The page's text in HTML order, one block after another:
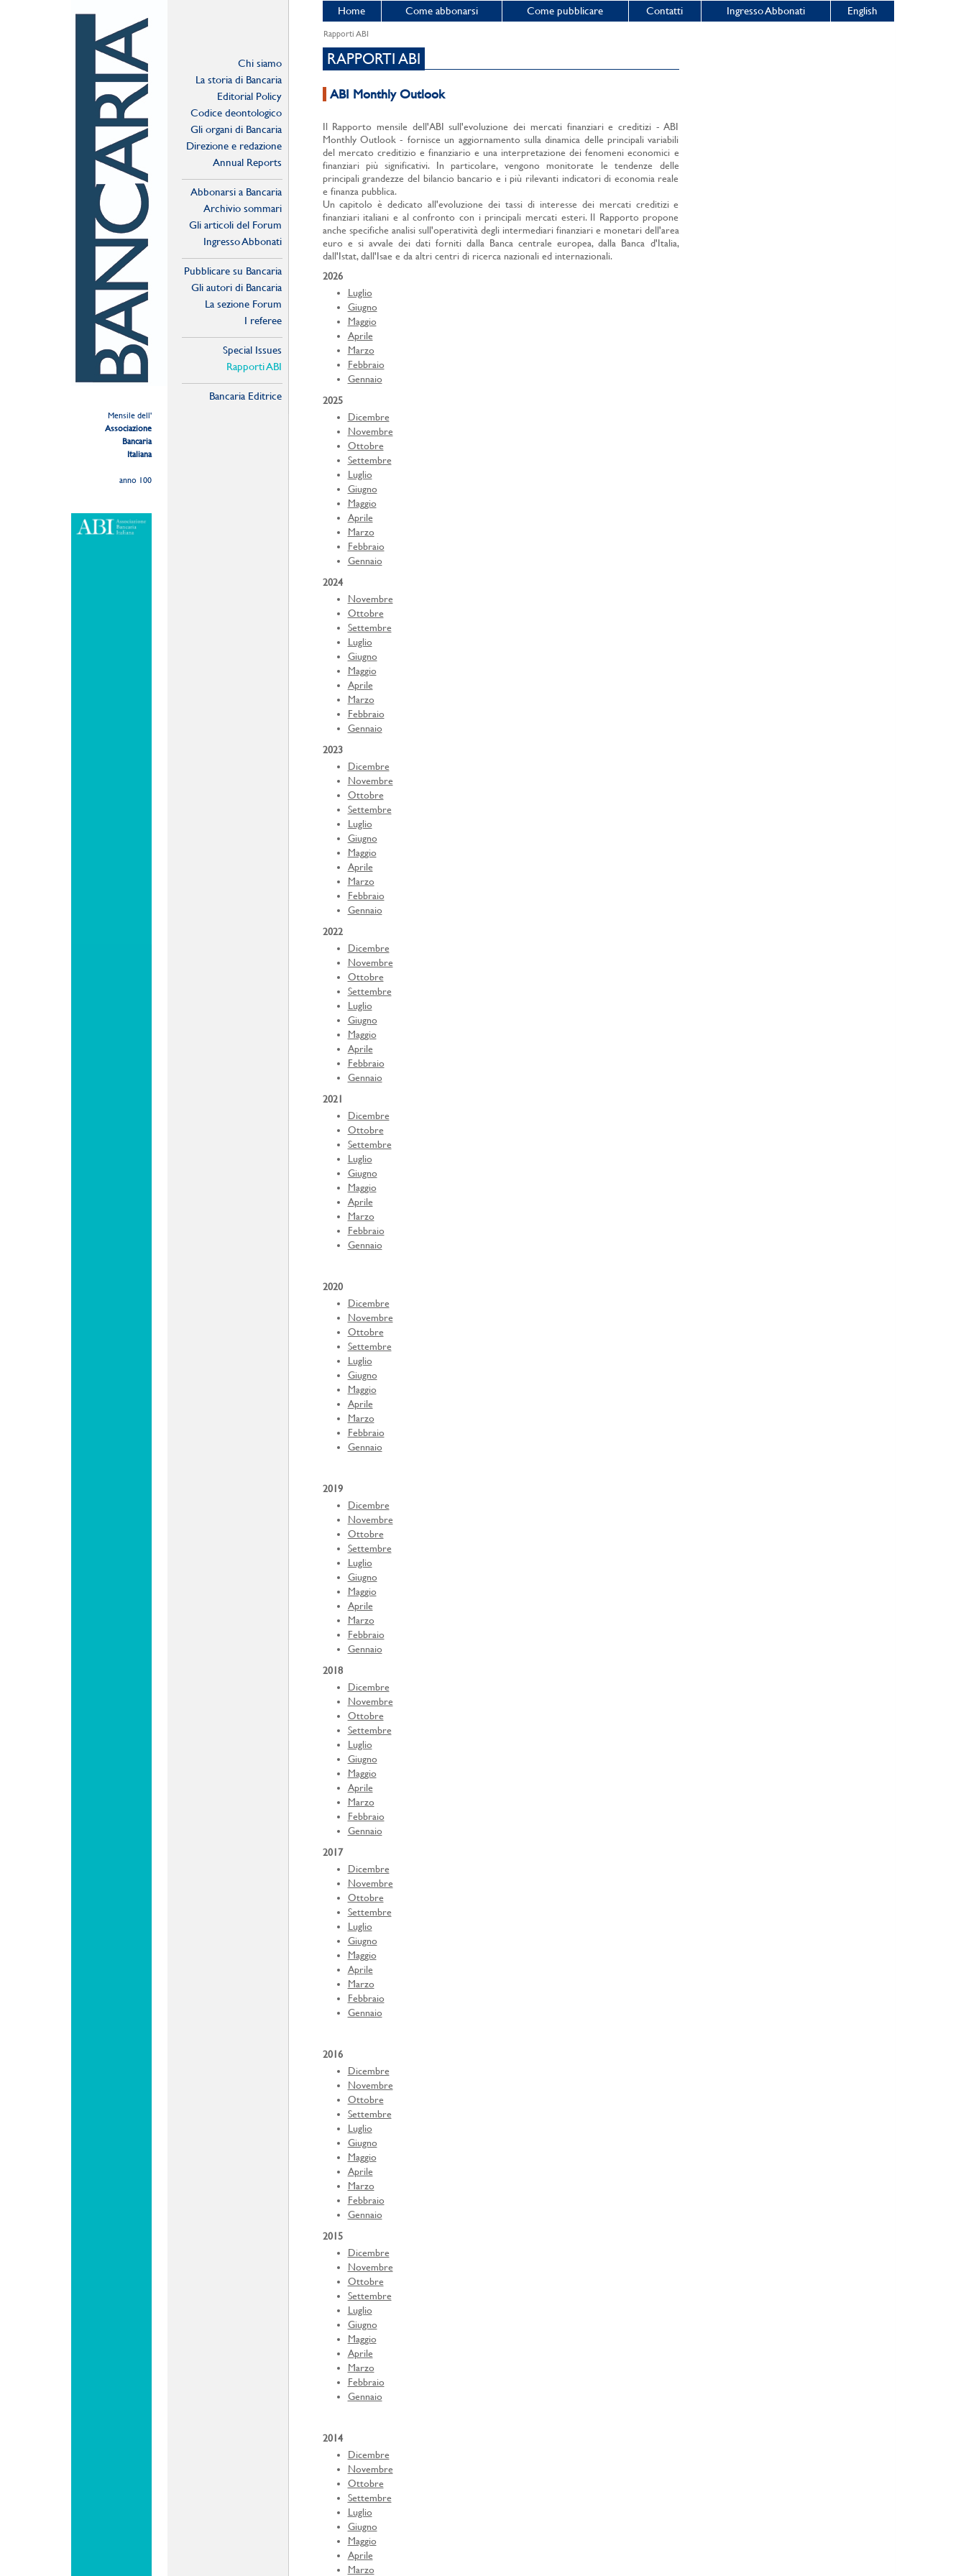
Mensile dell'
Associazione
Bancaria
Italiana
anno 100
Chi siamo
La storia di Bancaria
Editorial Policy
Codice deontologico
Gli organi di Bancaria
Direzione e redazione
Annual Reports
Abbonarsi a Bancaria
Archivio sommari
Gli articoli del Forum
Ingresso Abbonati
Pubblicare su Bancaria
Gli autori di Bancaria
La sezione Forum
I referee
Special Issues
Rapporti ABI
Bancaria Editrice
Home Come abbonarsi Come pubblicare Contatti Ingresso Abbonati English
Rapporti ABI
RAPPORTI ABI
ABI Monthly Outlook
Il Rapporto mensile dell'ABI sull'evoluzione dei mercati finanziari e creditizi - ABI
Monthly Outlook - fornisce un aggiornamento sulla dinamica delle principali variabili
del mercato creditizio e finanziario e una interpretazione dei fenomeni economici e
finanziari più significativi. In particolare, vengono monitorate le tendenze delle
principali grandezze del bilancio bancario e i più rilevanti indicatori di economia reale
e finanza pubblica.
Un capitolo è dedicato all'evoluzione dei tassi di interesse dei mercati creditizi e
finanziari italiani e al confronto con i principali mercati esteri. Il Rapporto propone
anche specifiche analisi sull'operatività degli intermediari finanziari e monetari dell'area
euro e si avvale dei dati forniti dalla Banca centrale europea, dalla Banca d'Italia,
dall'Istat, dall'Isae e da altri centri di ricerca nazionali ed internazionali.
2026
Luglio
Giugno
Maggio
Aprile
Marzo
Febbraio
Gennaio
2025
Dicembre
Novembre
Ottobre
Settembre
Luglio
Giugno
Maggio
Aprile
Marzo
Febbraio
Gennaio
2024
Novembre
Ottobre
Settembre
Luglio
Giugno
Maggio
Aprile
Marzo
Febbraio
Gennaio
2023
Dicembre
Novembre
Ottobre
Settembre
Luglio
Giugno
Maggio
Aprile
Marzo
Febbraio
Gennaio
2022
Dicembre
Novembre
Ottobre
Settembre
Luglio
Giugno
Maggio
Aprile
Febbraio
Gennaio
2021
Dicembre
Ottobre
Settembre
Luglio
Giugno
Maggio
Aprile
Marzo
Febbraio
Gennaio
2020
Dicembre
Novembre
Ottobre
Settembre
Luglio
Giugno
Maggio
Aprile
Marzo
Febbraio
Gennaio
2019
Dicembre
Novembre
Ottobre
Settembre
Luglio
Giugno
Maggio
Aprile
Marzo
Febbraio
Gennaio
2018
Dicembre
Novembre
Ottobre
Settembre
Luglio
Giugno
Maggio
Aprile
Marzo
Febbraio
Gennaio
2017
Dicembre
Novembre
Ottobre
Settembre
Luglio
Giugno
Maggio
Aprile
Marzo
Febbraio
Gennaio
2016
Dicembre
Novembre
Ottobre
Settembre
Luglio
Giugno
Maggio
Aprile
Marzo
Febbraio
Gennaio
2015
Dicembre
Novembre
Ottobre
Settembre
Luglio
Giugno
Maggio
Aprile
Marzo
Febbraio
Gennaio
2014
Dicembre
Novembre
Ottobre
Settembre
Luglio
Giugno
Maggio
Aprile
Marzo